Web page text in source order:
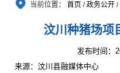
当前位置： 首页 /政务公开 /
汶川种猪场项
发布时间：
来源：汶川县融媒体中心